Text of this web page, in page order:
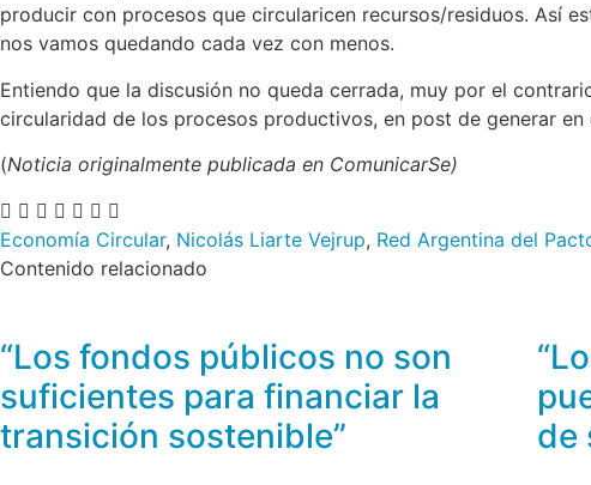
producir con procesos que circularicen recursos/residuos. Así
nos vamos quedando cada vez con menos.
Entiendo que la discusión no queda cerrada, muy por el
circularidad de los procesos productivos, en post de generar
(Noticia originalmente publicada en ComunicarSe)
Economía Circular, Nicolás Liarte Vejrup, Red Argentina del
Contenido relacionado
“Los fondos públicos no son
suficientes para financiar la
transición sostenible”
de